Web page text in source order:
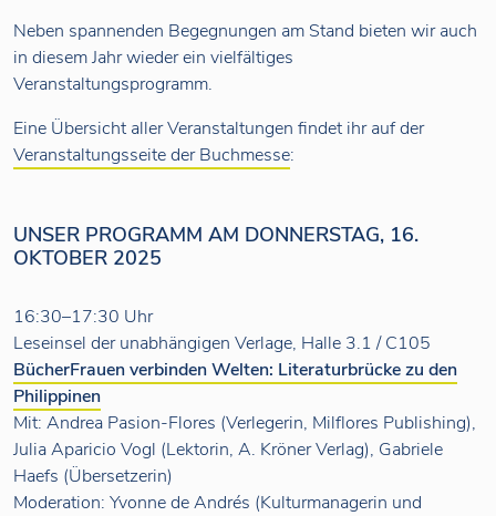
Neben spannenden Begegnungen am Stand bieten wir auch
in diesem Jahr wieder ein vielfältiges
Veranstaltungsprogramm.
Eine Übersicht aller Veranstaltungen findet ihr auf der
Veranstaltungsseite der Buchmesse:
UNSER PROGRAMM AM DONNERSTAG, 16.
OKTOBER 2025
16:30–17:30 Uhr
Leseinsel der unabhängigen Verlage, Halle 3.1 / C105
BücherFrauen verbinden Welten: Literaturbrücke zu den
Philippinen
Mit: Andrea Pasion-Flores (Verlegerin, Milflores Publishing),
Julia Aparicio Vogl (Lektorin, A. Kröner Verlag), Gabriele
Haefs (Übersetzerin)
Moderation: Yvonne de Andrés (Kulturmanagerin und